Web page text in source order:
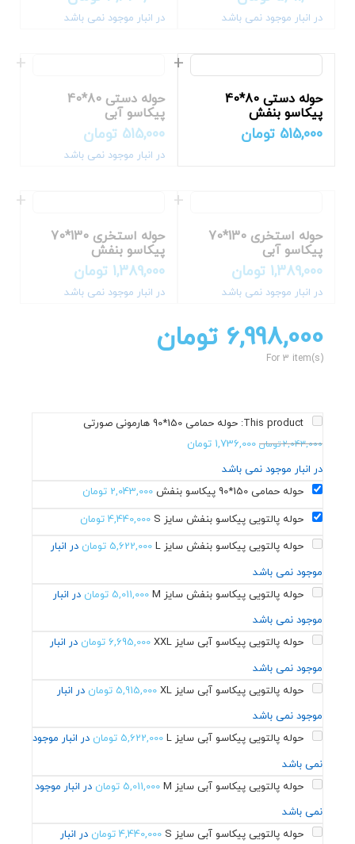
در انبار موجود نمی باشد در انبار موجود نمی باشد
حوله دستی 80*40
پیکاسو بنفش
515,000 تومان
حوله دستی 80*40
پیکاسو آبی
515,000 تومان
در انبار موجود نمی باشد
حوله استخری 130*70
پیکاسو آبی
1,389,000 تومان
در انبار موجود نمی باشد
حوله استخری 130*70
پیکاسو بنفش
1,389,000 تومان
در انبار موجود نمی باشد
6,998,000 تومان
For 3 item(s)
This product: حوله حمامی 150*90 هارمونی صورتی
2,043,000تومان 1,736,000 تومان
در انبار موجود نمی باشد
حوله حمامی 150*90 پیکاسو بنفش
2,043,000 تومان
حوله پالتویی پیکاسو بنفش سایز S
4,440,000 تومان
حوله پالتویی پیکاسو بنفش سایز L
5,622,000 تومان در انبار
موجود نمی باشد
حوله پالتویی پیکاسو بنفش سایز M
5,011,000 تومان در انبار
موجود نمی باشد
حوله پالتویی پیکاسو آبی سایز XXL
6,695,000 تومان در انبار
موجود نمی باشد
حوله پالتویی پیکاسو آبی سایز XL
5,915,000 تومان در انبار
موجود نمی باشد
حوله پالتویی پیکاسو آبی سایز L
5,622,000 تومان در انبار موجود
نمی باشد
حوله پالتویی پیکاسو آبی سایز M
5,011,000 تومان در انبار موجود
نمی باشد
حوله پالتویی پیکاسو آبی سایز S
4,440,000 تومان در انبار